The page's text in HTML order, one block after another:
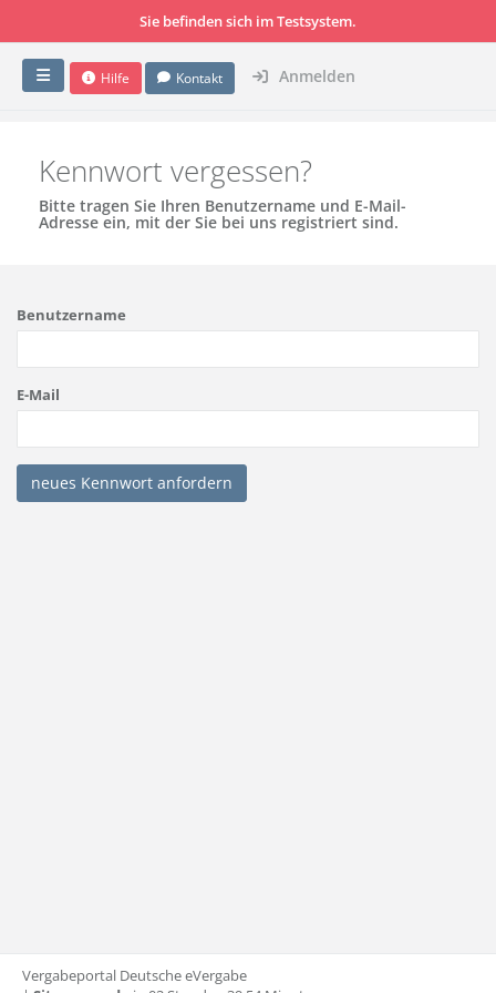
Sie befinden sich im Testsystem.
Hilfe Kontakt Anmelden
Kennwort vergessen?
Bitte tragen Sie Ihren Benutzername und E-Mail-
Adresse ein, mit der Sie bei uns registriert sind.
Benutzername
E-Mail
Vergabeportal Deutsche eVergabe